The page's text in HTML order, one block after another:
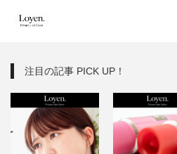
注目の記事 PICK UP！